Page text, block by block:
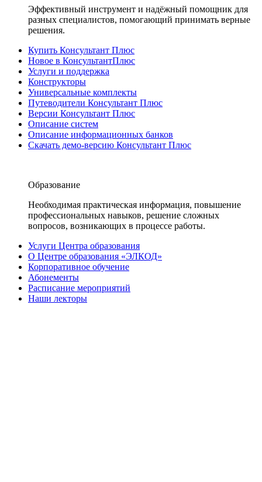
Эффективный инструмент и надёжный помощник для
разных специалистов, помогающий принимать верные
решения.
Купить Консультант Плюс
Новое в КонсультантПлюс
Услуги и поддержка
Конструкторы
Универсальные комплекты
Путеводители Консультант Плюс
Версии Консультант Плюс
Описание систем
Описание информационных банков
Скачать демо-версию Консультант Плюс
Образование
Необходимая практическая информация, повышение
профессиональных навыков, решение сложных
вопросов, возникающих в процессе работы.
Услуги Центра образования
О Центре образования «ЭЛКОД»
Корпоративное обучение
Абонементы
Расписание мероприятий
Наши лекторы